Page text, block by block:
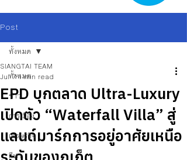
Post
ทั้งหมด
ข่าว
การเมือง
เศรษฐกิจ
กีฬา
ทั้งหมด
EPD บุกตลาด Ultra-Luxury
เปิดตัว “Waterfall Villa” สู่
แลนด์มาร์กการอยู่อาศัยเหนือ
SIANGTAI TEAM
Jul 7 1 min read